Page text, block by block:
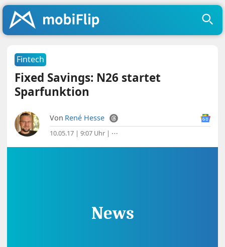
Fintech
Fixed Savings: N26 startet
Sparfunktion
Von René Hesse
10.05.17 | 9:07 Uhr | ⋯